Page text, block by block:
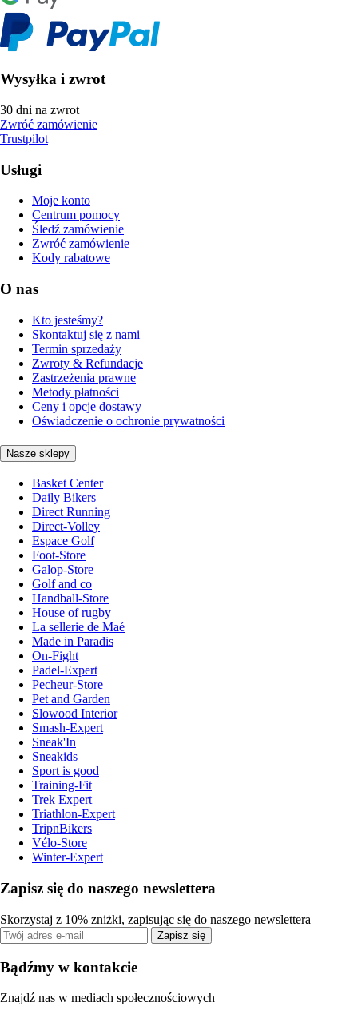
Wysyłka i zwrot
30 dni na zwrot
Zwróć zamówienie
Trustpilot
Usługi
Moje konto
Centrum pomocy
Śledź zamówienie
Zwróć zamówienie
Kody rabatowe
O nas
Kto jesteśmy?
Skontaktuj się z nami
Termin sprzedaży
Zwroty & Refundacje
Zastrzeżenia prawne
Metody płatności
Ceny i opcje dostawy
Oświadczenie o ochronie prywatności
Nasze sklepy
Basket Center
Daily Bikers
Direct Running
Direct-Volley
Espace Golf
Foot-Store
Galop-Store
Golf and co
Handball-Store
House of rugby
La sellerie de Maé
Made in Paradis
On-Fight
Padel-Expert
Pecheur-Store
Pet and Garden
Slowood Interior
Smash-Expert
Sneak'In
Sneakids
Sport is good
Training-Fit
Trek Expert
Triathlon-Expert
TripnBikers
Vélo-Store
Winter-Expert
Zapisz się do naszego newslettera
Skorzystaj z 10% zniżki, zapisując się do naszego newslettera
Zapisz się
Bądźmy w kontakcie
Znajdź nas w mediach społecznościowych